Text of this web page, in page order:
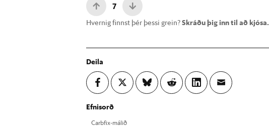
7
Hvernig finnst þér þessi grein?Skráðu þig inn til að kjósa.
Deila
Efnisorð
Car­bfix-mál­ið